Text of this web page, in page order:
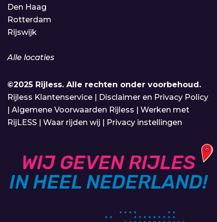
Den Haag
Rotterdam
Rijswijk
Alle locaties
©2025 Rijless. Alle rechten onder voorbehoud.
Rijless Klantenservice | Disclaimer en Privacy Policy
| Algemene Voorwaarden Rijless | Werken met
RijLESS | Waar rijden wij | Privacy instellingen
WIJ GEVEN RIJLES
IN HEEL NEDERLAND!